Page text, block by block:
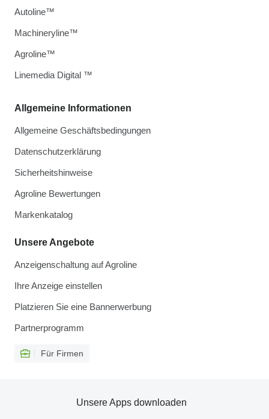
Allgemeine Informationen
Allgemeine Geschäftsbedingungen
Datenschutzerklärung
Sicherheitshinweise
Agroline Bewertungen
Markenkatalog
Unsere Angebote
Anzeigenschaltung auf Agroline
Ihre Anzeige einstellen
Platzieren Sie eine Bannerwerbung
Partnerprogramm
Für Firmen
Autoline™
Machineryline™
Agroline™
Linemedia Digital ™
Unsere Apps downloaden